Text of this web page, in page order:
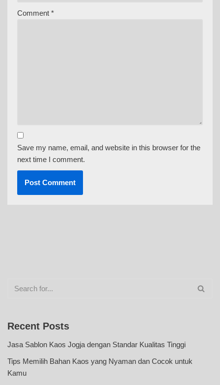
Comment *
Save my name, email, and website in this browser for the
next time I comment.
Recent Posts
Jasa Sablon Kaos Jogja dengan Standar Kualitas Tinggi
Tips Memilih Bahan Kaos yang Nyaman dan Cocok untuk
Kamu